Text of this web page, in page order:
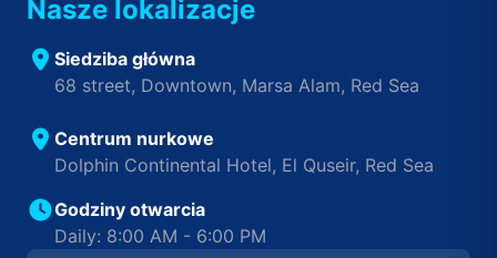
Nasze lokalizacje
Siedziba główna
68 street, Downtown, Marsa Alam, Red Sea
Centrum nurkowe
Dolphin Continental Hotel, El Quseir, Red Sea
Godziny otwarcia
Daily: 8:00 AM - 6:00 PM